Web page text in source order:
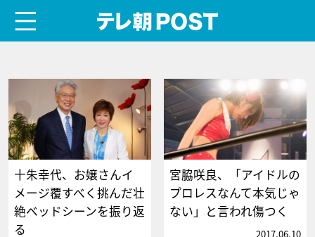
十朱幸代、お嬢さんイ
メージ覆すべく挑んだ壮
絶ベッドシーンを振り返
る
宮脇咲良、「アイドルの
プロレスなんて本気じゃ
ない」と言われ傷つく
2017.06.10